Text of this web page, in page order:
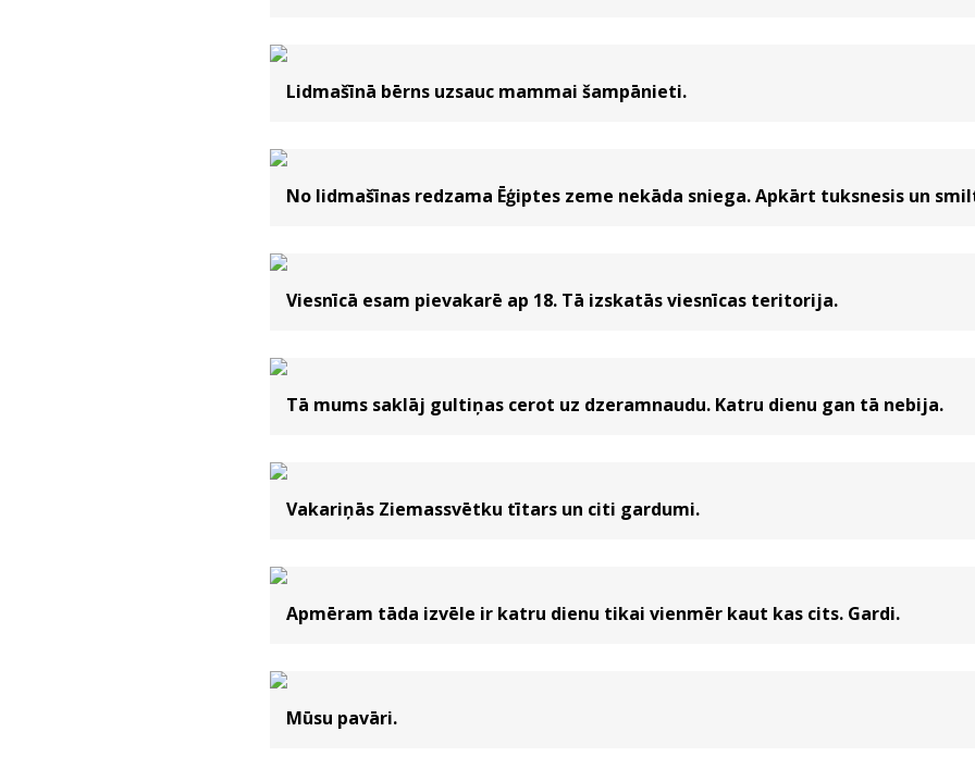
Lidmašīnā bērns uzsauc mammai šampānieti.
No lidmašīnas redzama Ēģiptes zeme nekāda sniega. Apkārt tuksnesis un
Viesnīcā esam pievakarē ap 18. Tā izskatās viesnīcas teritorija.
Tā mums saklāj gultiņas cerot uz dzeramnaudu. Katru dienu gan tā nebija.
Vakariņās Ziemassvētku tītars un citi gardumi.
Apmēram tāda izvēle ir katru dienu tikai vienmēr kaut kas cits. Gardi.
Mūsu pavāri.